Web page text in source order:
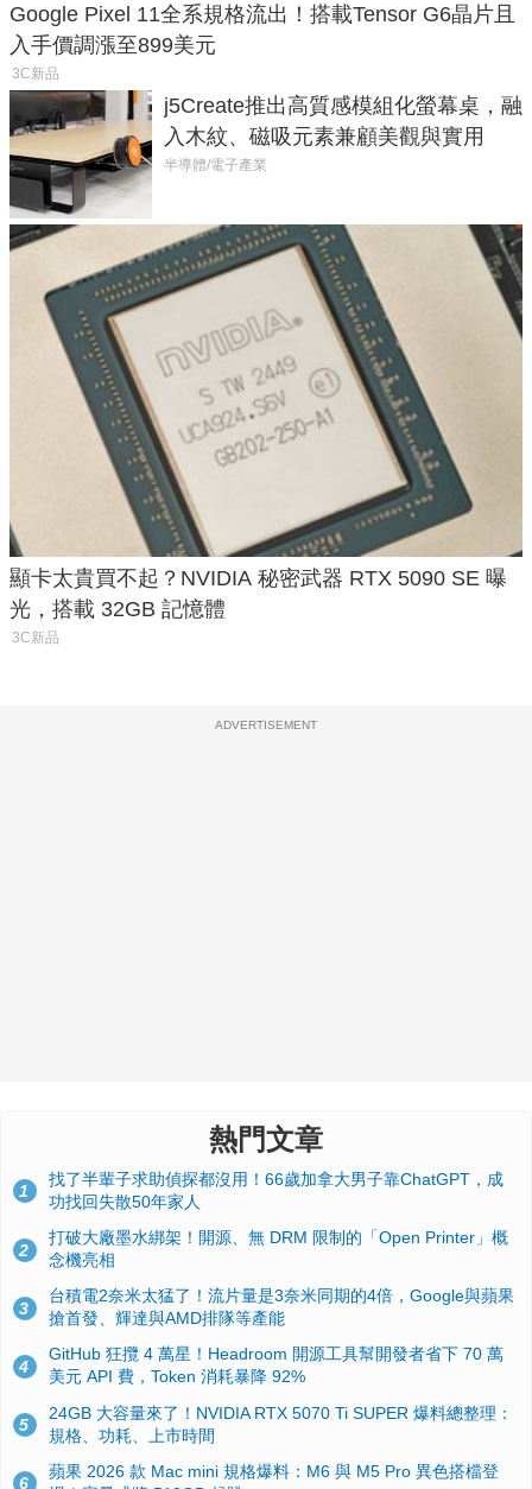
Google Pixel 11全系規格流出！搭載Tensor G6晶片且
入手價調漲至899美元
3C新品
j5Create推出高質感模組化螢幕桌，融
入木紋、磁吸元素兼顧美觀與實用
半導體/電子產業
顯卡太貴買不起？NVIDIA 秘密武器 RTX 5090 SE 曝
光，搭載 32GB 記憶體
3C新品
ADVERTISEMENT
熱門文章
1
找了半輩子求助偵探都沒用！66歲加拿大男子靠ChatGPT，成
功找回失散50年家人
2
打破大廠墨水綁架！開源、無 DRM 限制的「Open Printer」概
念機亮相
3
台積電2奈米太猛了！流片量是3奈米同期的4倍，Google與蘋果
搶首發、輝達與AMD排隊等產能
4
GitHub 狂攬 4 萬星！Headroom 開源工具幫開發者省下 70 萬
美元 API 費，Token 消耗暴降 92%
5
24GB 大容量來了！NVIDIA RTX 5070 Ti SUPER 爆料總整理：
規格、功耗、上市時間
6
蘋果 2026 款 Mac mini 規格爆料：M6 與 M5 Pro 異色搭檔登